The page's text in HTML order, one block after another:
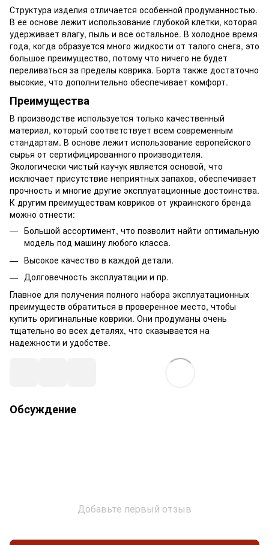
Структура изделия отличается особенной продуманностью.
В ее основе лежит использование глубокой клетки, которая
удерживает влагу, пыль и все остальное. В холодное время
года, когда образуется много жидкости от талого снега, это
большое преимущество, потому что ничего не будет
переливаться за пределы коврика. Борта также достаточно
высокие, что дополнительно обеспечивает комфорт.
Преимущества
В производстве используется только качественный
материал, который соответствует всем современным
стандартам. В основе лежит использование европейского
сырья от сертифицированного производителя.
Экологически чистый каучук является основой, что
исключает присутствие неприятных запахов, обеспечивает
прочность и многие другие эксплуатационные достоинства.
К другим преимуществам ковриков от украинского бренда
можно отнести:
Большой ассортимент, что позволит найти оптимальную
модель под машину любого класса.
Высокое качество в каждой детали.
Долговечность эксплуатации и пр.
Главное для получения полного набора эксплуатационных
преимуществ обратиться в проверенное место, чтобы
купить оригинальные коврики. Они продуманы очень
тщательно во всех деталях, что сказывается на
надежности и удобстве.
Обсуждение
Добавьте первый отзыв